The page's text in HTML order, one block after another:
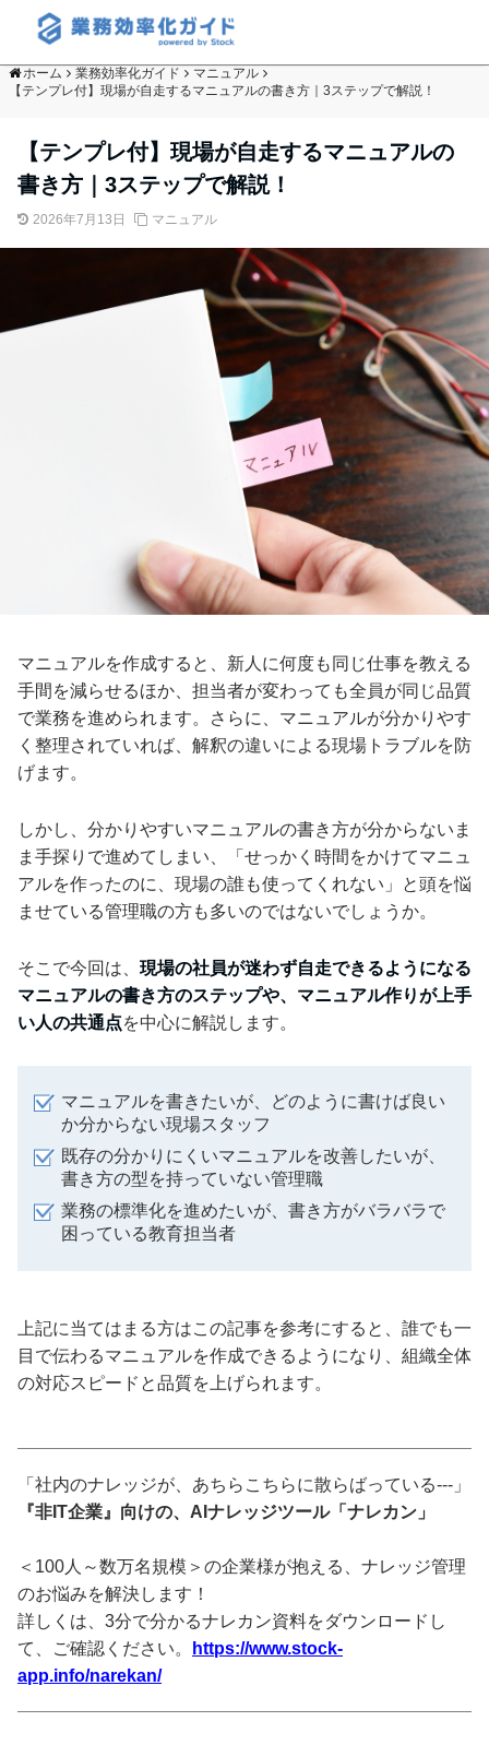
ホーム 業務効率化ガイド
マニュアル
【テンプレ付】現場が自走するマニュアルの書き方｜3ステップで解説！
【テンプレ付】現場が自走するマニュアルの
書き方｜3ステップで解説！
2026年7月13日 マニュアル
マニュアルを作成すると、新人に何度も同じ仕事を教える
手間を減らせるほか、担当者が変わっても全員が同じ品質
で業務を進められます。さらに、マニュアルが分かりやす
く整理されていれば、解釈の違いによる現場トラブルを防
げます。
しかし、分かりやすいマニュアルの書き方が分からないま
ま手探りで進めてしまい、「せっかく時間をかけてマニュ
アルを作ったのに、現場の誰も使ってくれない」と頭を悩
ませている管理職の方も多いのではないでしょうか。
そこで今回は、 現場の社員が迷わず自走できるようになる
マニュアルの書き方のステップや、マニュアル作りが上手
い人の共通点を中心に解説します。
マニュアルを書きたいが、どのように書けば良い
か分からない現場スタッフ
既存の分かりにくいマニュアルを改善したいが、
書き方の型を持っていない管理職
業務の標準化を進めたいが、書き方がバラバラで
困っている教育担当者
上記に当てはまる方はこの記事を参考にすると、誰でも一
目で伝わるマニュアルを作成できるようになり、組織全体
の対応スピードと品質を上げられます。
「社内のナレッジが、あちらこちらに散らばっている---」
『非IT企業』向けの、AIナレッジツール「ナレカン」
＜100人～数万名規模＞の企業様が抱える、ナレッジ管理
のお悩みを解決します！
詳しくは、3分で分かるナレカン資料をダウンロードし
て、ご確認ください。
https://www.stock-
app.info/narekan/